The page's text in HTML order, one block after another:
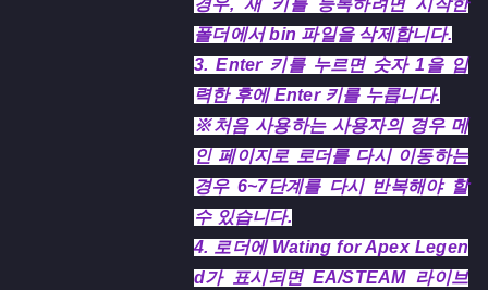
폴더에서 bin 파일을 삭제합니다.
3. Enter 키를 누르면 숫자 1을 입
력한 후에 Enter 키를 누릅니다.
※처음 사용하는 사용자의 경우 메
인 페이지로 로더를 다시 이동하는
경우 6~7단계를 다시 반복해야 할
수 있습니다.
4. 로더에 Wating for Apex Legen
d가 표시되면 EA/STEAM 라이브